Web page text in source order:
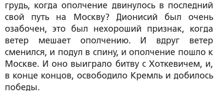
грудь, когда ополчение двинулось в последний
свой путь на Москву? Дионисий был очень
озабочен, это был нехороший признак, когда
ветер мешает ополчению. И вдруг ветер
сменился, и подул в спину, и ополчение пошло к
Москве. И оно выиграло битву с Хоткевичем, и,
в конце концов, освободило Кремль и добилось
победы.